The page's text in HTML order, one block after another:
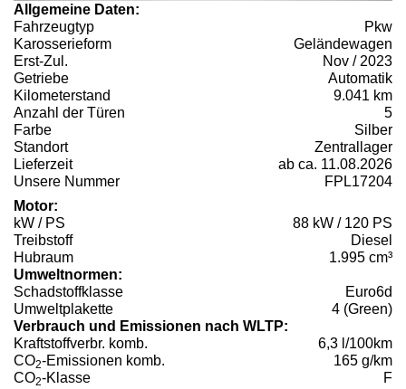
Allgemeine Daten:
Fahrzeugtyp
Pkw
Karosserieform
Geländewagen
Erst-Zul.
Nov / 2023
Getriebe
Automatik
Kilometerstand
9.041 km
Anzahl der Türen
5
Farbe
Silber
Standort
Zentrallager
Lieferzeit
ab ca. 11.08.2026
Unsere Nummer
FPL17204
Motor:
kW / PS
88 kW / 120 PS
Treibstoff
Diesel
Hubraum
1.995 cm³
Umweltnormen:
Schadstoffklasse
Euro6d
Umweltplakette
4 (Green)
Verbrauch und Emissionen nach WLTP:
Kraftstoffverbr. komb.
6,3 l/100km
CO2-Emissionen komb.
165 g/km
CO2-Klasse F